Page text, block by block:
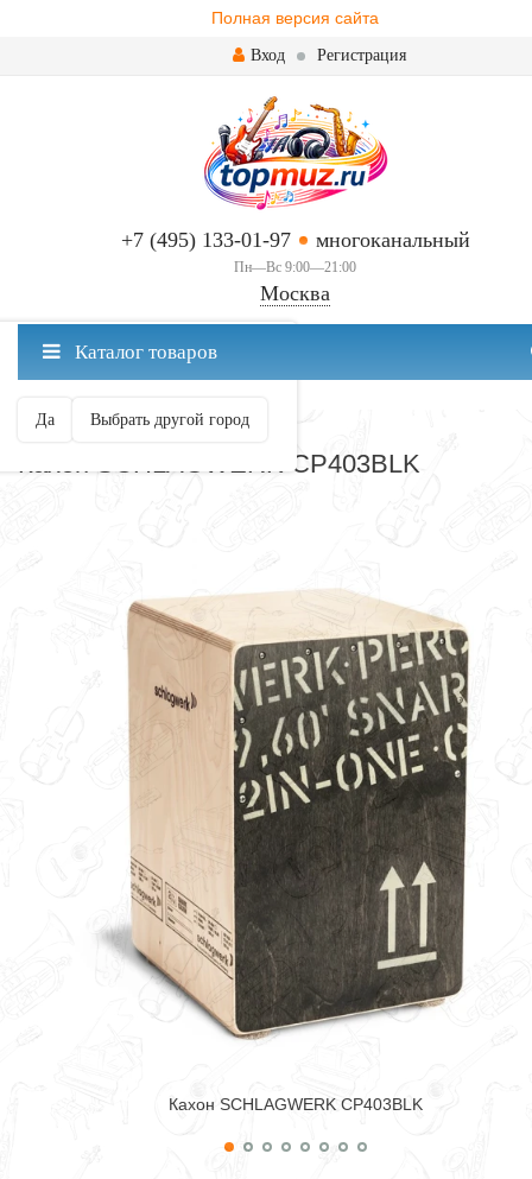
Полная версия сайта
Вход Регистрация
+7 (495) 133-01-97 многоканальный
Пн—Вс 9:00—21:00
Москва
Москва ваш город?
Да Выбрать другой город
Каталог товаров
КАХОН И АКСЕССУАРЫ
Кахон SCHLAGWERK CP403BLK
Кахон SCHLAGWERK CP403BLK